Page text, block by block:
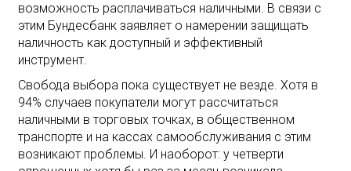
возможность расплачиваться наличными. В связи с
этим Бундесбанк заявляет о намерении защищать
наличность как доступный и эффективный
инструмент.
Свобода выбора пока существует не везде. Хотя в
94% случаев покупатели могут рассчитаться
наличными в торговых точках, в общественном
транспорте и на кассах самообслуживания с этим
возникают проблемы. И наоборот: у четверти